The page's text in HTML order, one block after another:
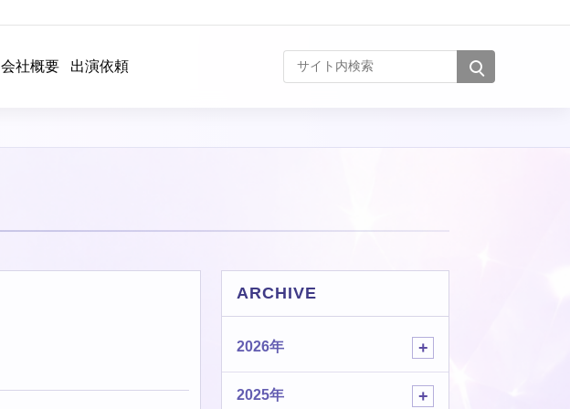
会社概要 出演依頼 サイト内検索
ARCHIVE
2026年
2025年